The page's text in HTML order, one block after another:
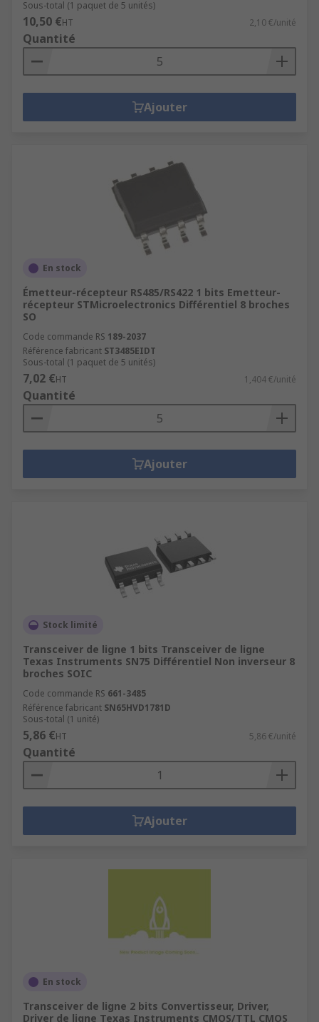
Sous-total (1 paquet de 5 unités)
10,50 €HT 2,10 €/unité
Quantité
Ajouter
En stock
Émetteur-récepteur RS485/RS422 1 bits Emetteur-
récepteur STMicroelectronics Différentiel 8 broches
SO
Code commande RS 189-2037
Référence fabricant ST3485EIDT
Sous-total (1 paquet de 5 unités)
7,02 €HT 1,404 €/unité
Quantité
Ajouter
Stock limité
Transceiver de ligne 1 bits Transceiver de ligne
Texas Instruments SN75 Différentiel Non inverseur 8
broches SOIC
Code commande RS 661-3485
Référence fabricant SN65HVD1781D
Sous-total (1 unité)
5,86 €HT 5,86 €/unité
Quantité
Ajouter
En stock
Transceiver de ligne 2 bits Convertisseur, Driver,
Driver de ligne Texas Instruments CMOS/TTL CMOS